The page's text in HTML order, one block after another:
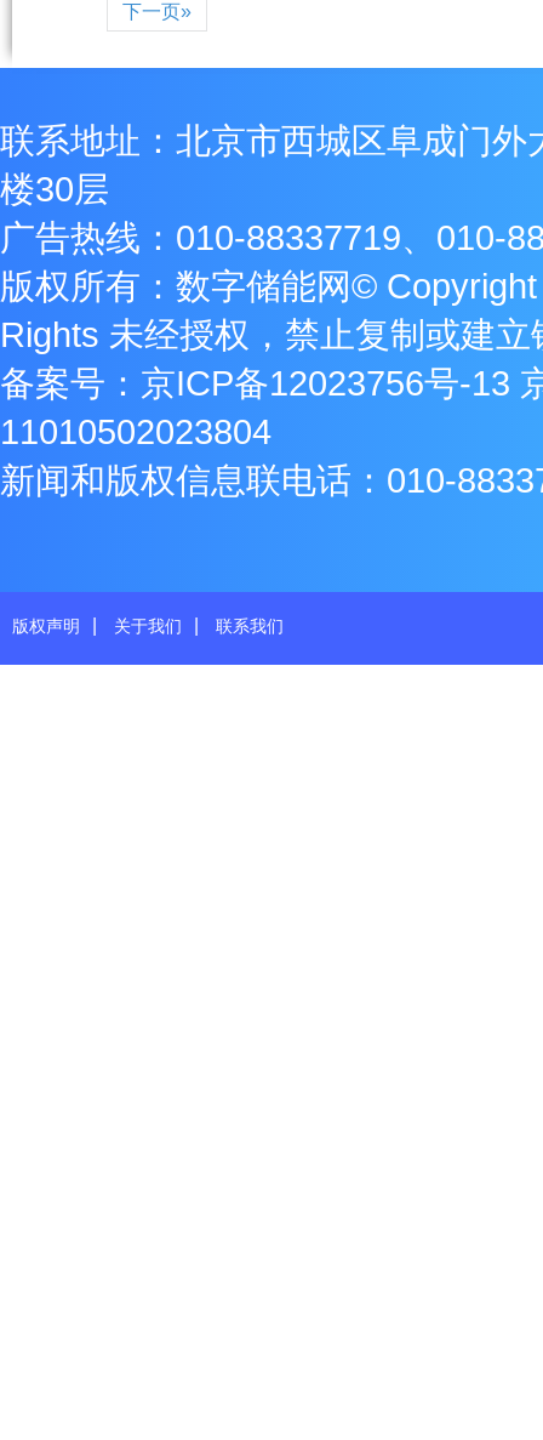
下一页»
联系地址：北京市西城区阜成门外
楼30层
广告热线：010-88337719、010-
版权所有：数字储能网©
Rights 未经授权，禁止复制或建立
备案号： 京ICP备12023756号-13
11010502023804
新闻和版权信息联电话：010-
版权声明 关于我们 联系我们